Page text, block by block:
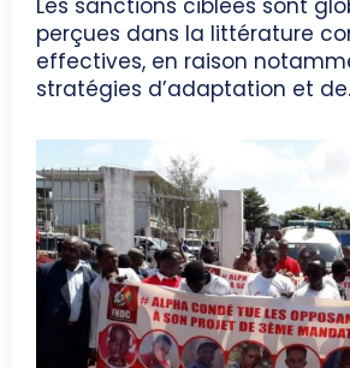
Les sanctions ciblées sont
perçues dans la littérature
effectives, en raison
stratégies d’adaptation et